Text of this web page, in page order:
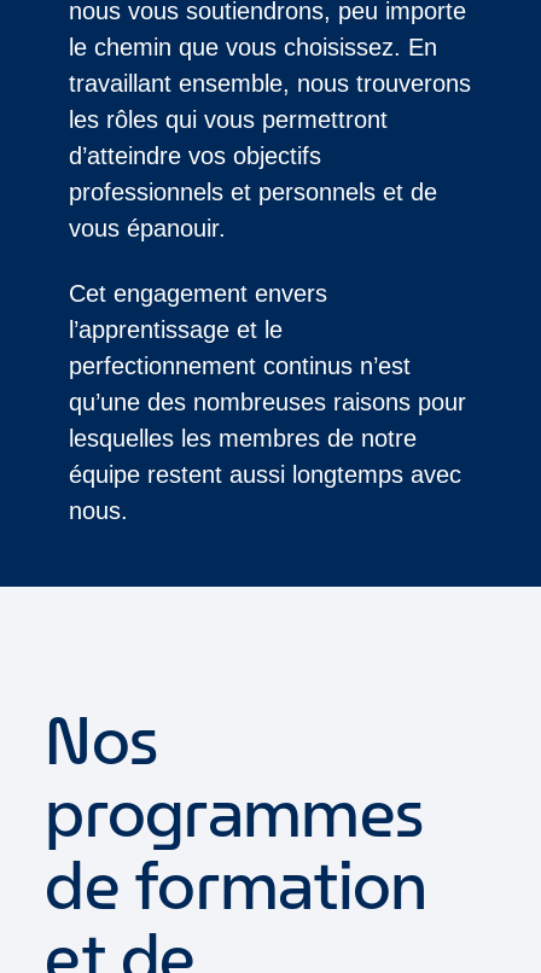
nous vous soutiendrons, peu importe
le chemin que vous choisissez. En
travaillant ensemble, nous trouverons
les rôles qui vous permettront
d’atteindre vos objectifs
professionnels et personnels et de
vous épanouir.
Cet engagement envers
l’apprentissage et le
perfectionnement continus n’est
qu’une des nombreuses raisons pour
lesquelles les membres de notre
équipe restent aussi longtemps avec
nous.
Nos
programmes
de formation
et de